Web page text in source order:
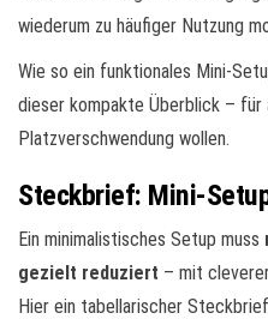
wiederum zu häufiger Nutzung
Wie so ein funktionales Mini-
dieser kompakte Überblick – für
Platzverschwendung wollen.
Steckbrief: Mini-
Ein minimalistisches Setup muss
gezielt reduziert – mit
Hier ein tabellarischer